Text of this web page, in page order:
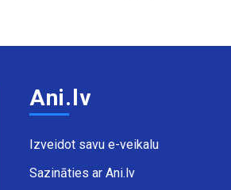
Ani.lv
Izveidot savu e-veikalu
Sazināties ar Ani.lv